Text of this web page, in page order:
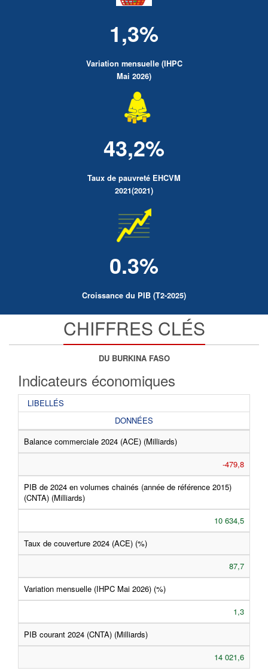
1,3%
Variation mensuelle (IHPC
Mai 2026)
43,2%
Taux de pauvreté EHCVM
2021(2021)
0.3%
Croissance du PIB (T2-2025)
CHIFFRES CLÉS
DU BURKINA FASO
Indicateurs économiques
LIBELLÉS
DONNÉES
Balance commerciale 2024 (ACE) (Milliards)
-479,8
PIB de 2024 en volumes chainés (année de référence 2015)
(CNTA) (Milliards)
10 634,5
Taux de couverture 2024 (ACE) (%)
87,7
Variation mensuelle (IHPC Mai 2026) (%)
1,3
PIB courant 2024 (CNTA) (Milliards)
14 021,6